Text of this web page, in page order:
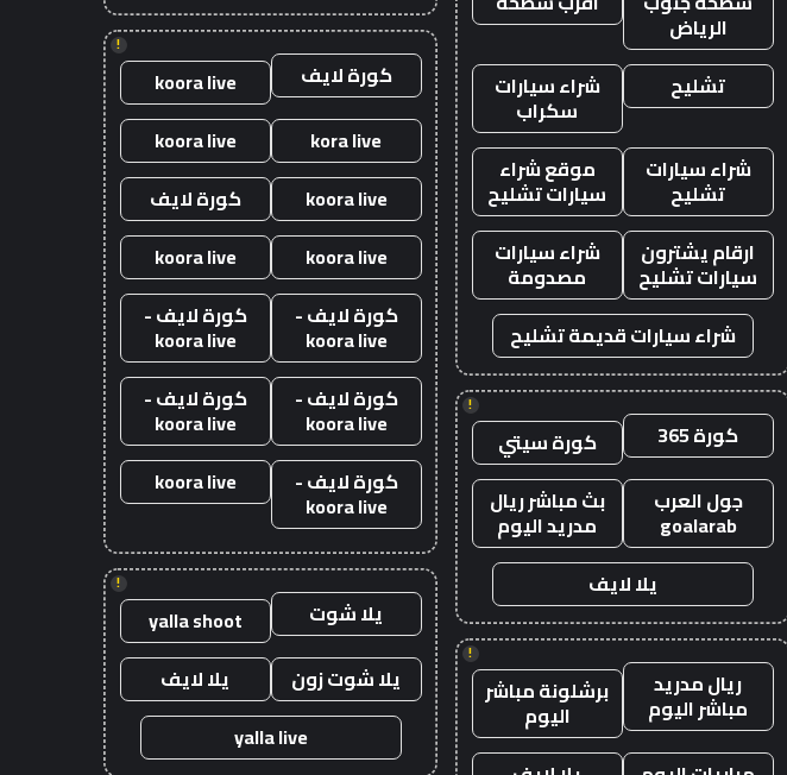
الرياض
تشليح شراء سيارات
سكراب
شراء سيارات
تشليح
موقع شراء
سيارات تشليح
ارقام يشترون
سيارات تشليح
شراء سيارات
مصدومة
شراء سيارات قديمة تشليح
!
كورة 365
كورة سيتي
جول العرب
goalarab
بث مباشر ريال
مدريد اليوم
يلا لايف
!
ريال مدريد
مباشر اليوم برشلونة مباشر
اليوم
!
كورة لايف
koora live
kora live
koora live
koora live
كورة لايف
koora live
koora live
كورة لايف -
koora live
كورة لايف -
koora live
كورة لايف -
koora live
كورة لايف -
koora live
كورة لايف -
koora live
koora live
!
يلا شوت
yalla shoot
يلا شوت زون
يلا لايف
yalla live